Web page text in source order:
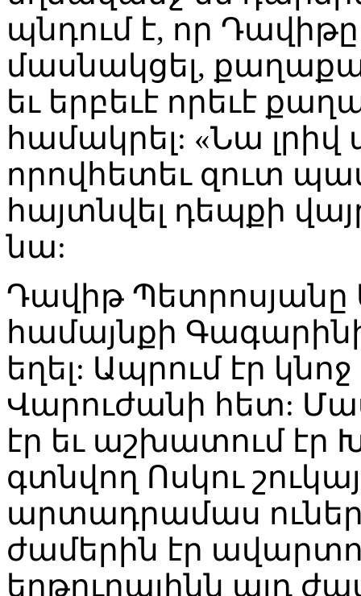
պնդում է, որ
մասնակցել,
եւ երբեւէ որեւէ
համակրել: «Նա լրիվ
որովհետեւ զուտ
հայտնվել դեպքի
նա:
Դավիթ
համայնքի
եղել: Ապրում էր
Վարուժանի հետ:
էր եւ աշխատում էր
գտնվող Ոսկու
արտադրամաս
ժամերին էր
երթուղայինն այդ